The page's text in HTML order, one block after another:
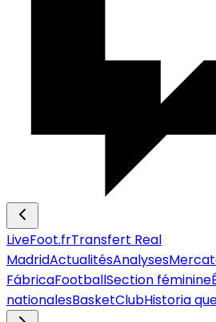
LiveFoot.frTransfert Real
MadridActualitésAnalyses
FábricaFootballSection féminine
nationalesBasketClubHistoria